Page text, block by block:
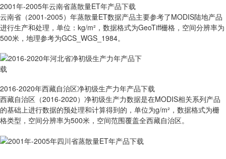
2001年-2005年云南省蒸散量ET年产品下载
云南省（2001-2005）年蒸散量ET数据产品主要参考了MODIS陆地产品
进行生产和处理，单位：kg/m²，数据格式为GeoTiff栅格，空间分辨率为
500米，地理参考为GCS_WGS_1984。
2016-2020年西藏自治区净初级生产力年产品下载
西藏自治区（2016-2020）净初级生产力数据是在MODIS相关系列产品
的基础上进行数据的预处理和计算得到的，单位为g/m²，数据格式为栅
格类型，空间分辨率为500米，空间范围覆盖全西藏自治区。